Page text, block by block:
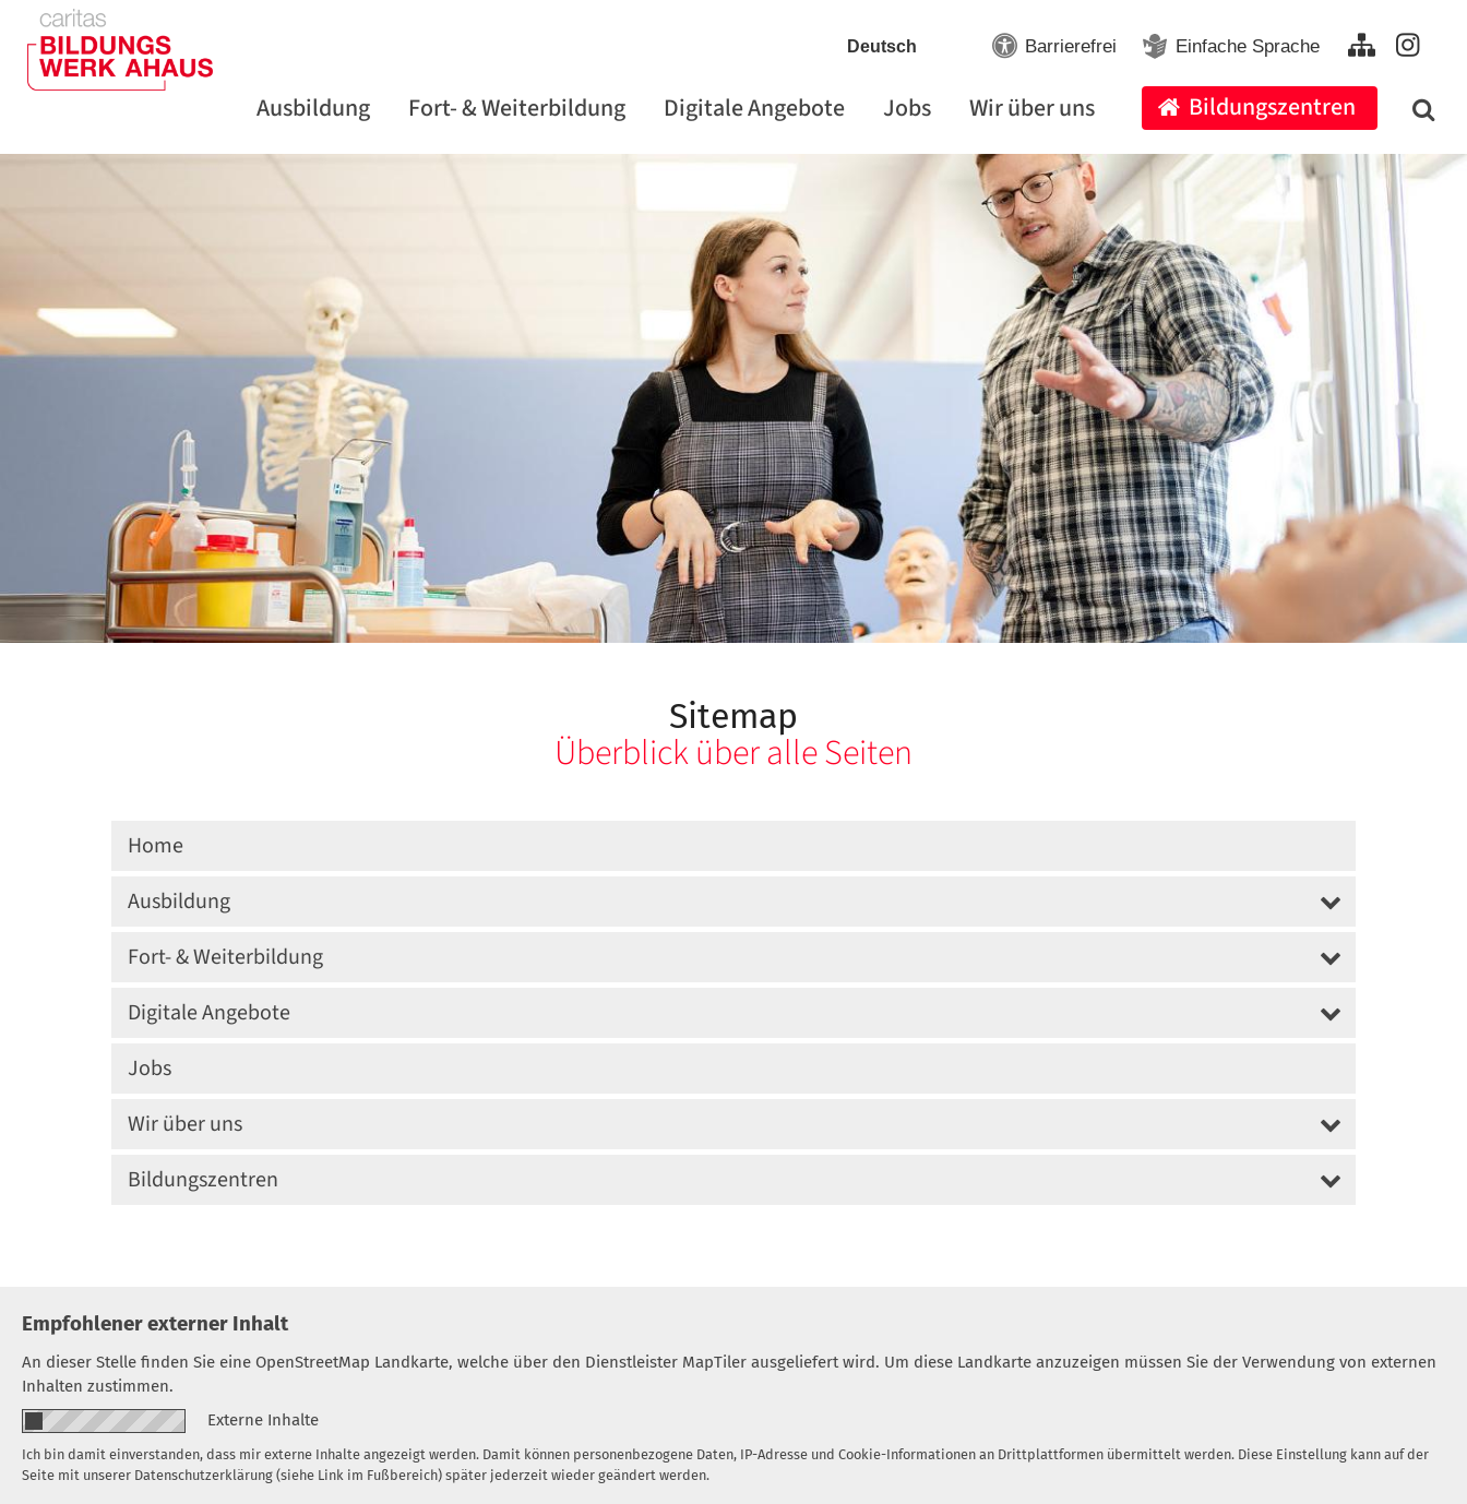
Zum Inhalt springen
Ausbildung Fort- & Weiterbildung Digitale Angebote Jobs Wir über uns Bildungszentren
Barrierefrei Einfache Sprache
Sitemap
Überblick über alle Seiten
Home
Ausbildung
Fort- & Weiterbildung
Digitale Angebote
Jobs
Wir über uns
Bildungszentren
Empfohlener externer Inhalt
An dieser Stelle finden Sie eine OpenStreetMap Landkarte, welche über den Dienstleister MapTiler ausgeliefert wird. Um diese Landkarte anzuzeigen müssen Sie der Verwendung von externen
Inhalten zustimmen.
Externe Inhalte
Ich bin damit einverstanden, dass mir externe Inhalte angezeigt werden. Damit können personenbezogene Daten, IP-Adresse und Cookie-Informationen an Drittplattformen übermittelt werden. Diese Einstellung kann auf der
Seite mit unserer Datenschutzerklärung (siehe Link im Fußbereich) später jederzeit wieder geändert werden.